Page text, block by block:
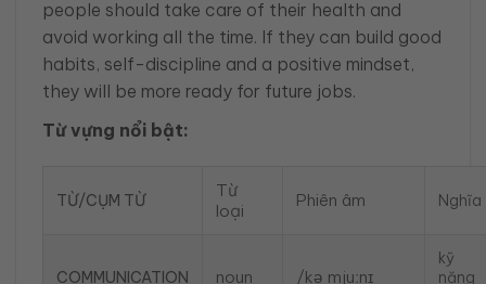
people should take care of their health and
avoid working all the time. If they can build good
habits, self-discipline and a positive mindset,
they will be more ready for future jobs.
Từ vựng nổi bật:
TỪ/CỤM TỪ
Từ
loại
Phiên âm Nghĩa
COMMUNICATION noun /kəˌmjuːnɪ
kỹ
năng